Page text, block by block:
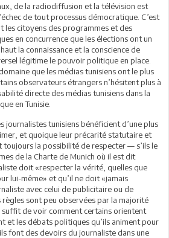
de la radiodiffusion et la télévision est
de tout processus démocratique. C’est
les citoyens des programmes et des
en concurrence que les élections ont un
la connaissance et la conscience de
légitime le pouvoir politique en place.
que les médias tunisiens ont le plus
observateurs étrangers n’hésitent plus à
directe des médias tunisiens dans la
en Tunisie.
journalistes tunisiens bénéficient d’une plus
et quoique leur précarité statutaire et
la possibilité de respecter — s’ils le
de la Charte de Munich où il est dit
doit «respecter la vérité, quelles que
lui-même» et qu’il ne doit «jamais
avec celui de publicitaire ou de
sont peu observées par la majorité
suffit de voir comment certains orientent
et les débats politiques qu’ils animent pour
font des devoirs du journaliste dans une